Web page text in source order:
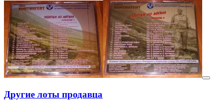
Другие лоты продавца